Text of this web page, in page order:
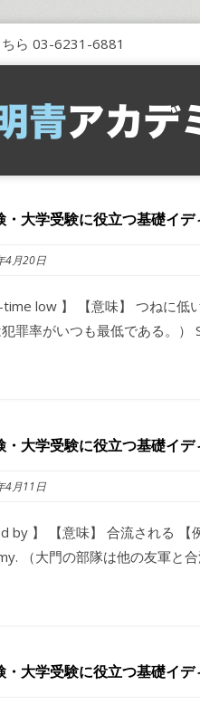
ら 03-6231-6881
・大学受験に役立つ基礎
4月20日
time low 】 【意味】 つねに
犯罪率がいつも最低である。）
・大学受験に役立つ基礎
4月11日
by 】 【意味】 合流される
（大門の部隊は他の友軍と合
・大学受験に役立つ基礎